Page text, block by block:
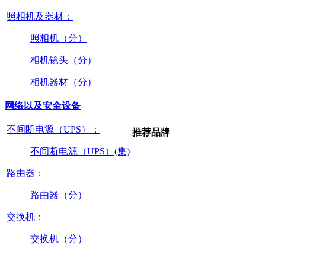
照相机及器材：
照相机（分）
相机镜头（分）
相机器材（分）
网络以及安全设备
不间断电源（UPS）：
不间断电源（UPS）(集)
路由器：
路由器（分）
交换机：
交换机（分）
推荐品牌